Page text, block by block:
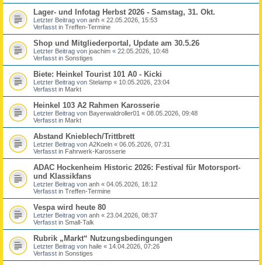
Lager- und Infotag Herbst 2026 - Samstag, 31. Okt.
Letzter Beitrag von anh « 22.05.2026, 15:53
Verfasst in Treffen-Termine
Shop und Mitgliederportal, Update am 30.5.26
Letzter Beitrag von joachim « 22.05.2026, 10:48
Verfasst in Sonstiges
Biete: Heinkel Tourist 101 A0 - Kicki
Letzter Beitrag von Stelamp « 10.05.2026, 23:04
Verfasst in Markt
Heinkel 103 A2 Rahmen Karosserie
Letzter Beitrag von Bayerwaldroller01 « 08.05.2026, 09:48
Verfasst in Markt
Abstand Knieblech/Trittbrett
Letzter Beitrag von A2Koeln « 06.05.2026, 07:31
Verfasst in Fahrwerk-Karosserie
ADAC Hockenheim Historic 2026: Festival für Motorsport-
und Klassikfans
Letzter Beitrag von anh « 04.05.2026, 18:12
Verfasst in Treffen-Termine
Vespa wird heute 80
Letzter Beitrag von anh « 23.04.2026, 08:37
Verfasst in Small-Talk
Rubrik „Markt“ Nutzungsbedingungen
Letzter Beitrag von haile « 14.04.2026, 07:26
Verfasst in Sonstiges